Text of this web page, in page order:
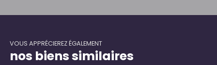
VOUS APPRÉCIEREZ ÉGALEMENT
nos biens similaires